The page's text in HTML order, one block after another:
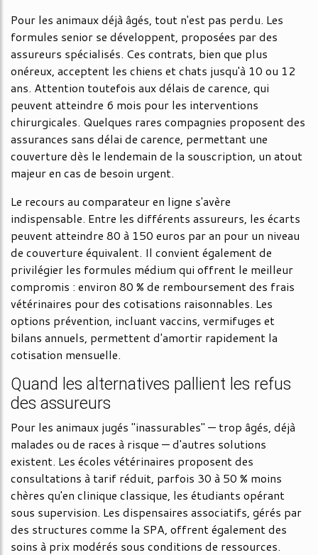
Pour les animaux déjà âgés, tout n'est pas perdu. Les
formules senior se développent, proposées par des
assureurs spécialisés. Ces contrats, bien que plus
onéreux, acceptent les chiens et chats jusqu'à 10 ou 12
ans. Attention toutefois aux délais de carence, qui
peuvent atteindre 6 mois pour les interventions
chirurgicales. Quelques rares compagnies proposent des
assurances sans délai de carence, permettant une
couverture dès le lendemain de la souscription, un atout
majeur en cas de besoin urgent.
Le recours au comparateur en ligne s'avère
indispensable. Entre les différents assureurs, les écarts
peuvent atteindre 80 à 150 euros par an pour un niveau
de couverture équivalent. Il convient également de
privilégier les formules médium qui offrent le meilleur
compromis : environ 80 % de remboursement des frais
vétérinaires pour des cotisations raisonnables. Les
options prévention, incluant vaccins, vermifuges et
bilans annuels, permettent d'amortir rapidement la
cotisation mensuelle.
Quand les alternatives pallient les refus
des assureurs
Pour les animaux jugés "inassurables" — trop âgés, déjà
malades ou de races à risque — d'autres solutions
existent. Les écoles vétérinaires proposent des
consultations à tarif réduit, parfois 30 à 50 % moins
chères qu'en clinique classique, les étudiants opérant
sous supervision. Les dispensaires associatifs, gérés par
des structures comme la SPA, offrent également des
soins à prix modérés sous conditions de ressources.